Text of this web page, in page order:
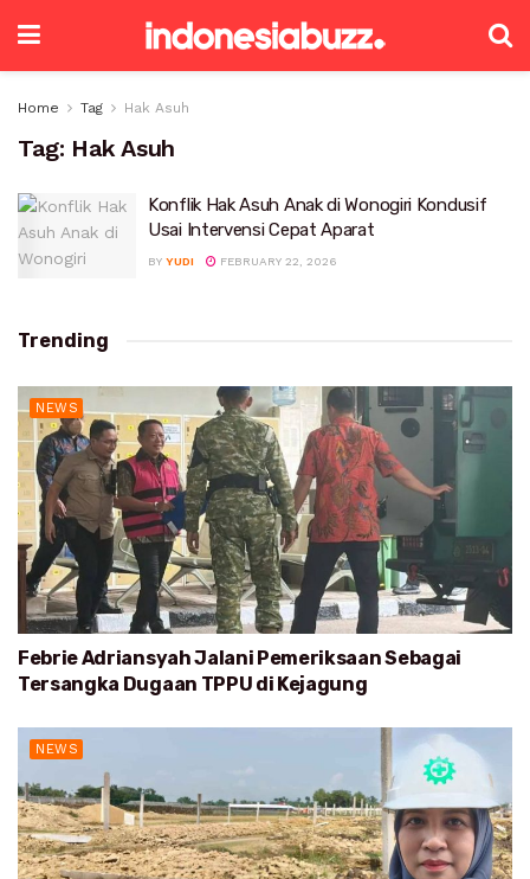
Home Tag Hak Asuh
Tag: Hak Asuh
Konflik Hak Asuh Anak di Wonogiri Kondusif
Usai Intervensi Cepat Aparat
BY YUDI FEBRUARY 22, 2026
Trending
NEWS
Febrie Adriansyah Jalani Pemeriksaan Sebagai
Tersangka Dugaan TPPU di Kejagung
NEWS